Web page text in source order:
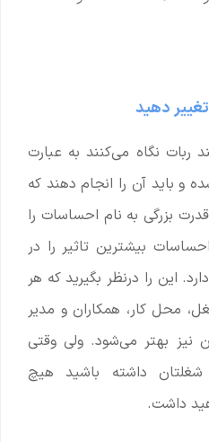
ربات نگاه می‌کنند به عبارت
و باید آن را انجام دهند که
بزرگی به نام احساسات را
بیشترین تاثیر را در
این را درنظر بگیرید که هر
محل کار، همکاران و مدیر
نیز بهتر می‌شود. ولی وقتی
داشته باشید هیچ
داشت.